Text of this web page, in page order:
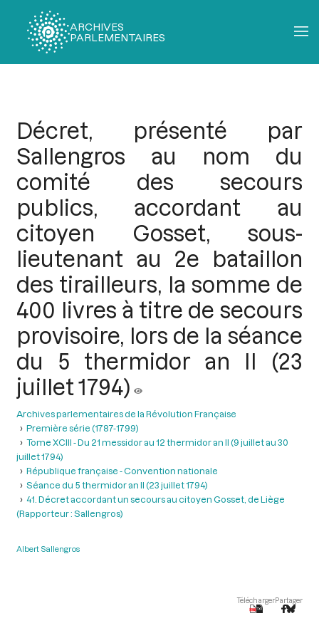
ARCHIVES
PARLEMENTAIRES
Décret, présenté par
Sallengros au nom du
comité des secours
publics, accordant au
citoyen Gosset, sous-
lieutenant au 2e bataillon
des tirailleurs, la somme de
400 livres à titre de secours
provisoire, lors de la séance
du 5 thermidor an II (23
juillet 1794)
Archives parlementaires de la Révolution Française
Première série (1787-1799)
Tome XCIII - Du 21 messidor au 12 thermidor an II (9 juillet au 30
juillet 1794)
République française - Convention nationale
Séance du 5 thermidor an II (23 juillet 1794)
41. Décret accordant un secours au citoyen Gosset, de Liège
(Rapporteur : Sallengros)
Albert Sallengros
TéléchargerPartager